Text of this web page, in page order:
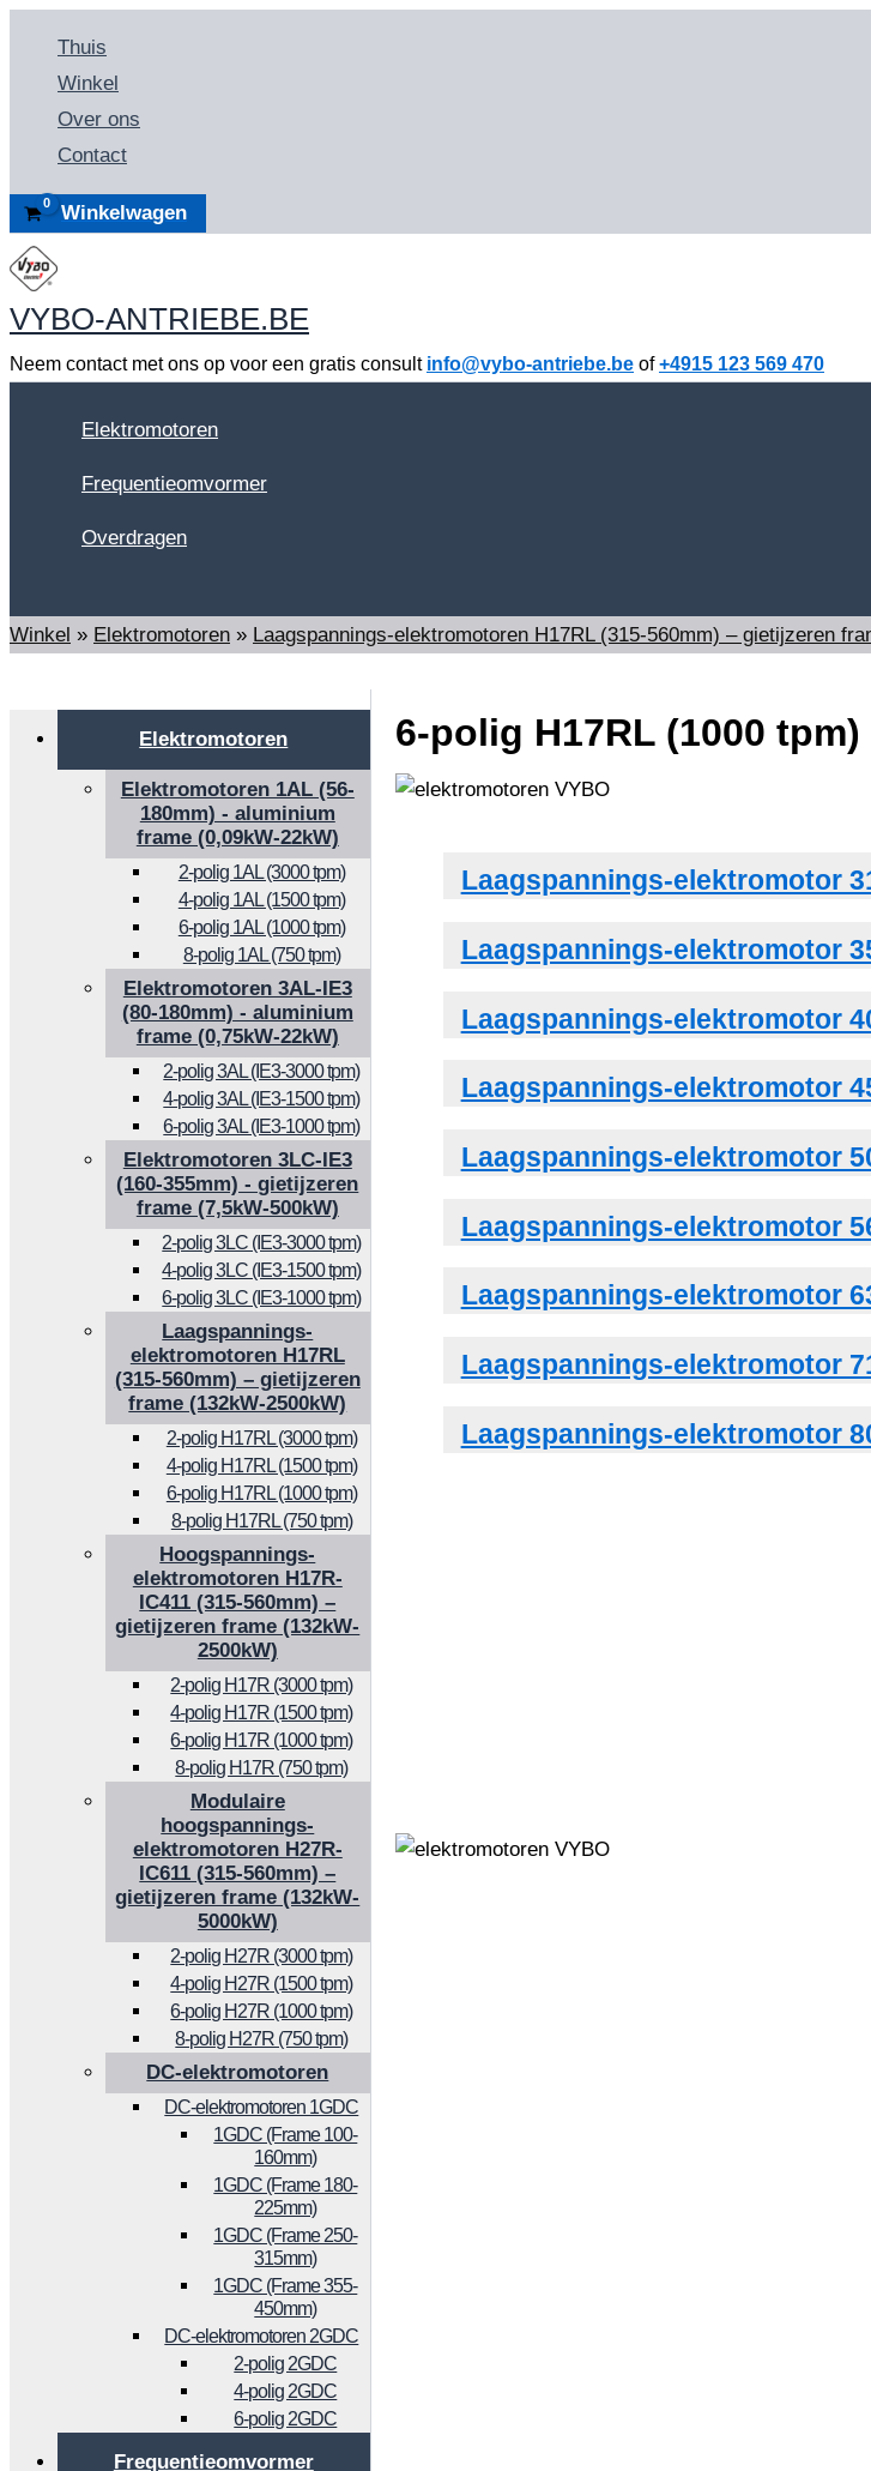
inhoud
Thuis
Winkel
Over ons
Contact
Winkelwagen
VYBO-ANTRIEBE.BE
Neem contact met ons op voor een gratis consult info@vybo-antriebe.be of+4915 123 569 470
Elektromotoren
Frequentieomvormer
Overdragen
Winkel » Elektromotoren » Laagspannings-elektromotoren H17RL (315-560mm) – gietijzeren
Elektromotoren
Elektromotoren 1AL (56-
180mm) - aluminium
frame (0,09kW-22kW)
2-polig 1AL (3000 tpm)
4-polig 1AL (1500 tpm)
6-polig 1AL (1000 tpm)
8-polig 1AL (750 tpm)
Elektromotoren 3AL-IE3
(80-180mm) - aluminium
frame (0,75kW-22kW)
2-polig 3AL (IE3-3000 tpm)
4-polig 3AL (IE3-1500 tpm)
6-polig 3AL (IE3-1000 tpm)
Elektromotoren 3LC-IE3
(160-355mm) - gietijzeren
frame (7,5kW-500kW)
2-polig 3LC (IE3-3000 tpm)
4-polig 3LC (IE3-1500 tpm)
6-polig 3LC (IE3-1000 tpm)
Laagspannings-
elektromotoren H17RL
(315-560mm) – gietijzeren
frame (132kW-2500kW)
2-polig H17RL (3000 tpm)
4-polig H17RL (1500 tpm)
6-polig H17RL (1000 tpm)
8-polig H17RL (750 tpm)
Hoogspannings-
elektromotoren H17R-
IC411 (315-560mm) –
gietijzeren frame (132kW-
2500kW)
2-polig H17R (3000 tpm)
4-polig H17R (1500 tpm)
6-polig H17R (1000 tpm)
8-polig H17R (750 tpm)
Modulaire
hoogspannings-
elektromotoren H27R-
IC611 (315-560mm) –
gietijzeren frame (132kW-
5000kW)
2-polig H27R (3000 tpm)
4-polig H27R (1500 tpm)
6-polig H27R (1000 tpm)
8-polig H27R (750 tpm)
DC-elektromotoren
DC-elektromotoren 1GDC
1GDC (Frame 100-
160mm)
1GDC (Frame 180-
225mm)
1GDC (Frame 250-
315mm)
1GDC (Frame 355-
450mm)
DC-elektromotoren 2GDC
2-polig 2GDC
4-polig 2GDC
6-polig 2GDC
Frequentieomvormer
6-polig H17RL (1000 tpm)
Laagspannings-elektromotor
Laagspannings-elektromotor
Laagspannings-elektromotor
Laagspannings-elektromotor
Laagspannings-elektromotor
Laagspannings-elektromotor
Laagspannings-elektromotor
Laagspannings-elektromotor
Laagspannings-elektromotor